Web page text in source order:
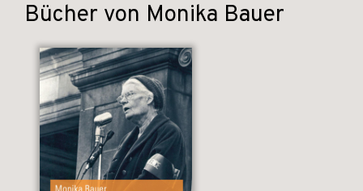
Bücher von Monika Bauer